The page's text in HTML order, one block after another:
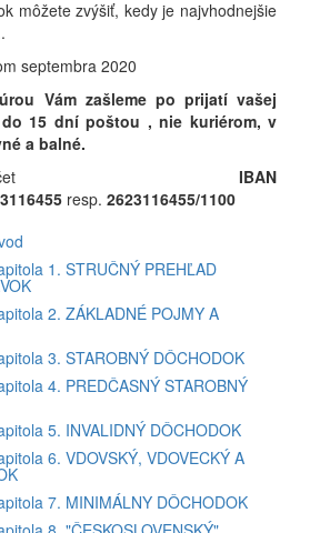
môžete zvýšiť, kedy je najvhodnejšie
septembra 2020
Vám zašleme po prijatí vašej
15 dní poštou , nie kuriérom, v
a balné.
účet IBAN
resp. 2623116455/1100
1. STRUČNÝ PREHĽAD
2. ZÁKLADNÉ POJMY A
3. STAROBNÝ DÔCHODOK
4. PREDČASNÝ STAROBNÝ
5. INVALIDNÝ DÔCHODOK
6. VDOVSKÝ, VDOVECKÝ A
7. MINIMÁLNY DÔCHODOK